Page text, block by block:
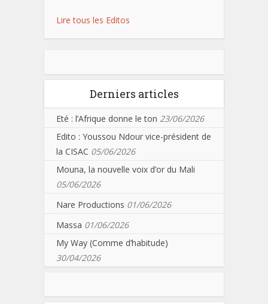
Lire tous les Editos
Derniers articles
Eté : l’Afrique donne le ton 23/06/2026
Edito : Youssou Ndour vice-président de
la CISAC 05/06/2026
Mouna, la nouvelle voix d’or du Mali
05/06/2026
Nare Productions 01/06/2026
Massa 01/06/2026
My Way (Comme d’habitude)
30/04/2026